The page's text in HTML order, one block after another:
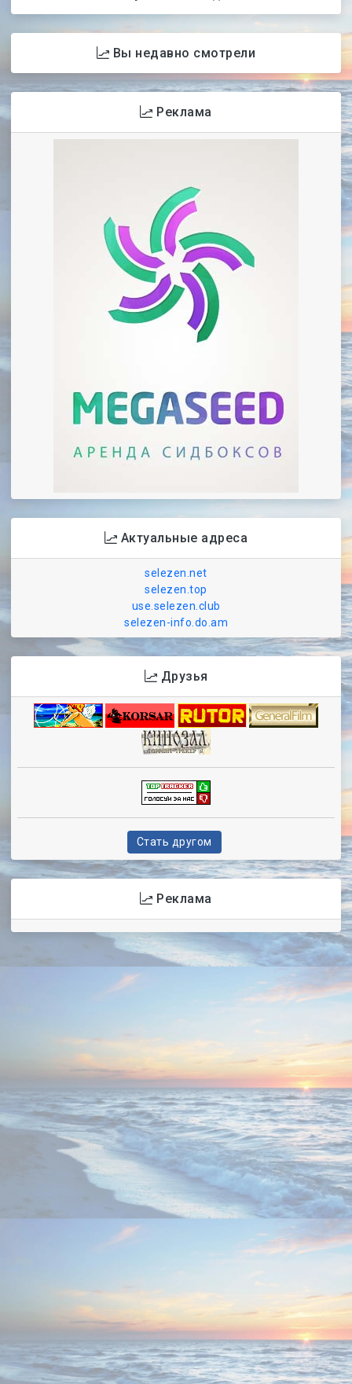
Вы недавно смотрели
Реклама
Актуальные адреса
selezen.net
selezen.top
use.selezen.club
selezen-info.do.am
Друзья
Стать другом
Реклама